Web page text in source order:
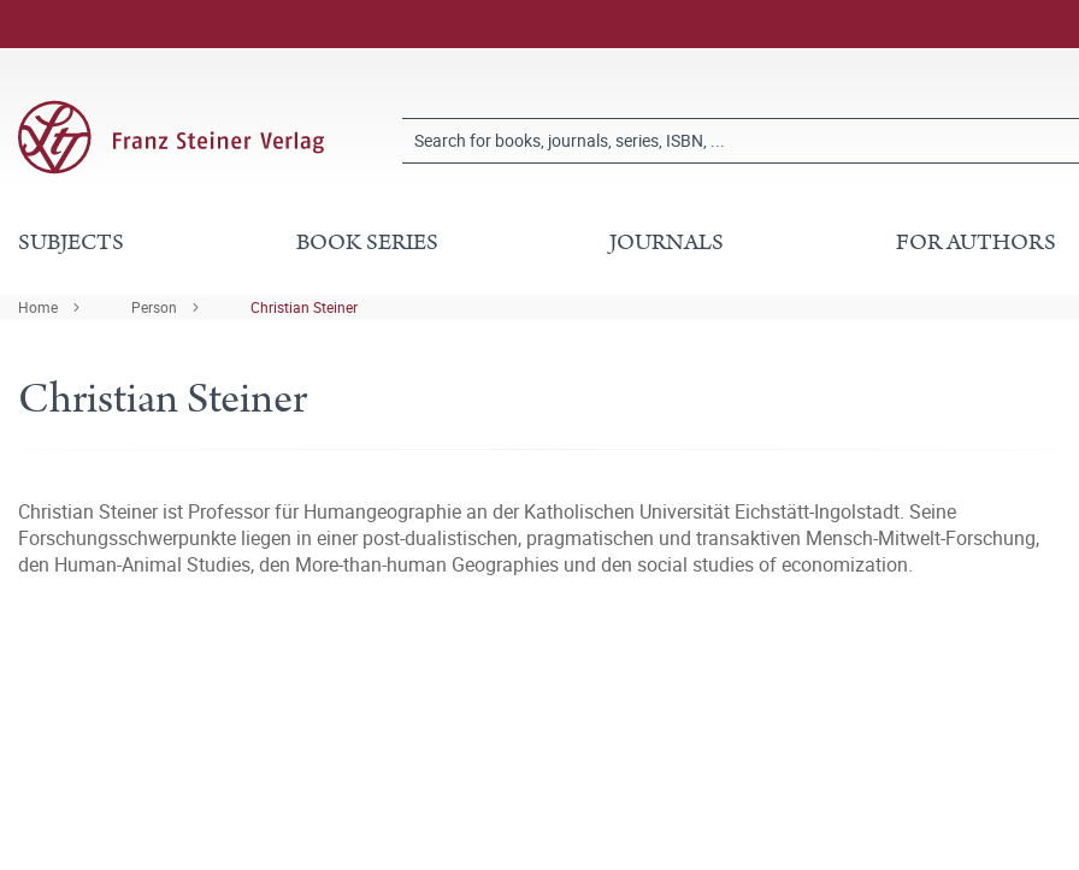
SUBJECTS BOOK SERIES JOURNALS FOR AUTHORS
Home Person Christian Steiner
Christian Steiner
Christian Steiner ist Professor für Humangeographie an der Katholischen Universität Eichstätt-Ingolstadt. Seine
Forschungsschwerpunkte liegen in einer post-dualistischen, pragmatischen und transaktiven Mensch-Mitwelt-Forschung,
den Human-Animal Studies, den More-than-human Geographies und den social studies of economization.